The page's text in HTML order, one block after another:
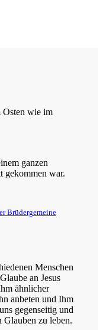
Osten wie im
ganzen
gekommen war.
Brüdergemeine
Menschen
an Jesus
ähnlicher
anbeten und Ihm
gegenseitig und
Glauben zu leben.